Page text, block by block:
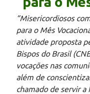
“Misericordiosos
para o Mês
atividade proposta
Bispos do Brasil
vocações nas
além de
chamado de servir